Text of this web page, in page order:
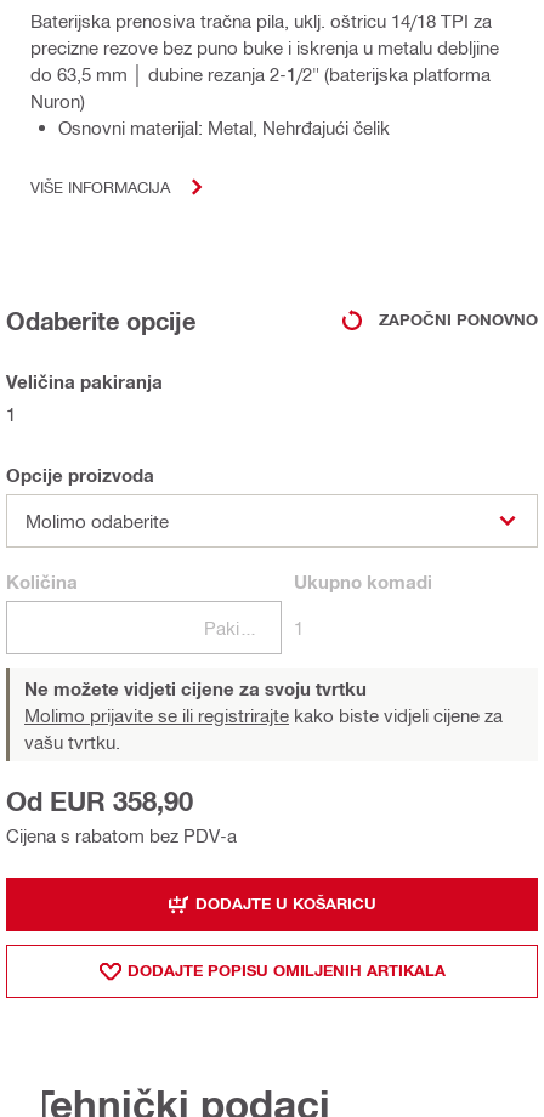
Baterijska prenosiva tračna pila, uklj. oštricu 14/18 TPI za
precizne rezove bez puno buke i iskrenja u metalu debljine
do 63,5 mm │ dubine rezanja 2-1/2" (baterijska platforma
Nuron)
Osnovni materijal: Metal, Nehrđajući čelik
VIŠE INFORMACIJA
Odaberite opcije ZAPOČNI PONOVNO
Veličina pakiranja
1
Opcije proizvoda
Molimo odaberite
Količina Ukupnokomadi
1
Ne možete vidjeti cijene za svoju tvrtku
Molimo prijavite se ili registrirajte kako biste vidjeli cijene za
vašu tvrtku.
Cijena s rabatom bez PDV-a
Od EUR 358,90
DODAJTE U KOŠARICU
DODAJTE POPISU OMILJENIH ARTIKALA
Tehnički podaci